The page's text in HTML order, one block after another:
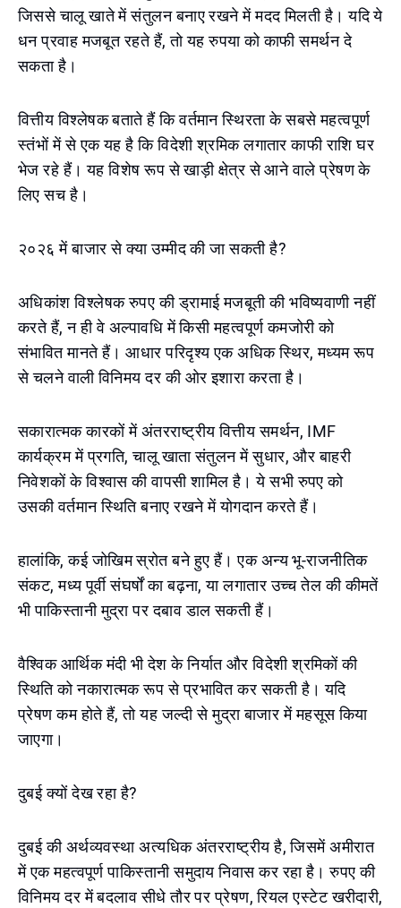
जिससे चालू खाते में संतुलन बनाए रखने में मदद मिलती है। यदि ये
धन प्रवाह मजबूत रहते हैं, तो यह रुपया को काफी समर्थन दे
सकता है।
वित्तीय विश्लेषक बताते हैं कि वर्तमान स्थिरता के सबसे महत्वपूर्ण
स्तंभों में से एक यह है कि विदेशी श्रमिक लगातार काफी राशि घर
भेज रहे हैं। यह विशेष रूप से खाड़ी क्षेत्र से आने वाले प्रेषण के
लिए सच है।
२०२६ में बाजार से क्या उम्मीद की जा सकती है?
अधिकांश विश्लेषक रुपए की ड्रामाई मजबूती की भविष्यवाणी नहीं
करते हैं, न ही वे अल्पावधि में किसी महत्वपूर्ण कमजोरी को
संभावित मानते हैं। आधार परिदृश्य एक अधिक स्थिर, मध्यम रूप
से चलने वाली विनिमय दर की ओर इशारा करता है।
सकारात्मक कारकों में अंतरराष्ट्रीय वित्तीय समर्थन, IMF
कार्यक्रम में प्रगति, चालू खाता संतुलन में सुधार, और बाहरी
निवेशकों के विश्वास की वापसी शामिल है। ये सभी रुपए को
उसकी वर्तमान स्थिति बनाए रखने में योगदान करते हैं।
हालांकि, कई जोखिम स्रोत बने हुए हैं। एक अन्य भू-राजनीतिक
संकट, मध्य पूर्वी संघर्षों का बढ़ना, या लगातार उच्च तेल की कीमतें
भी पाकिस्तानी मुद्रा पर दबाव डाल सकती हैं।
वैश्विक आर्थिक मंदी भी देश के निर्यात और विदेशी श्रमिकों की
स्थिति को नकारात्मक रूप से प्रभावित कर सकती है। यदि
प्रेषण कम होते हैं, तो यह जल्दी से मुद्रा बाजार में महसूस किया
जाएगा।
दुबई क्यों देख रहा है?
दुबई की अर्थव्यवस्था अत्यधिक अंतरराष्ट्रीय है, जिसमें अमीरात
में एक महत्वपूर्ण पाकिस्तानी समुदाय निवास कर रहा है। रुपए की
विनिमय दर में बदलाव सीधे तौर पर प्रेषण, रियल एस्टेट खरीदारी,